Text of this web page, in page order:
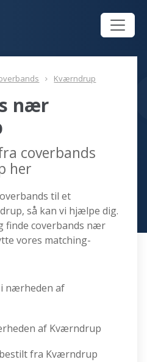
Kværndrup
nær
coverbands
her
til et
så kan vi hjælpe dig.
finde coverbands nær
vores matching-
i nærheden af
af Kværndrup
bestilt fra Kværndrup